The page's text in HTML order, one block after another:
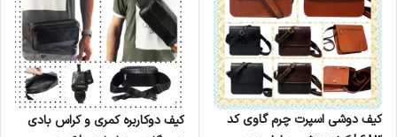
کیف دوشی اسپرت چرم گاوی کد
کیف دوکاربره کمری و کراس بادی